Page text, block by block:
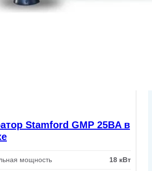
Stamford GMP 25BA в
мощность 18 кВт